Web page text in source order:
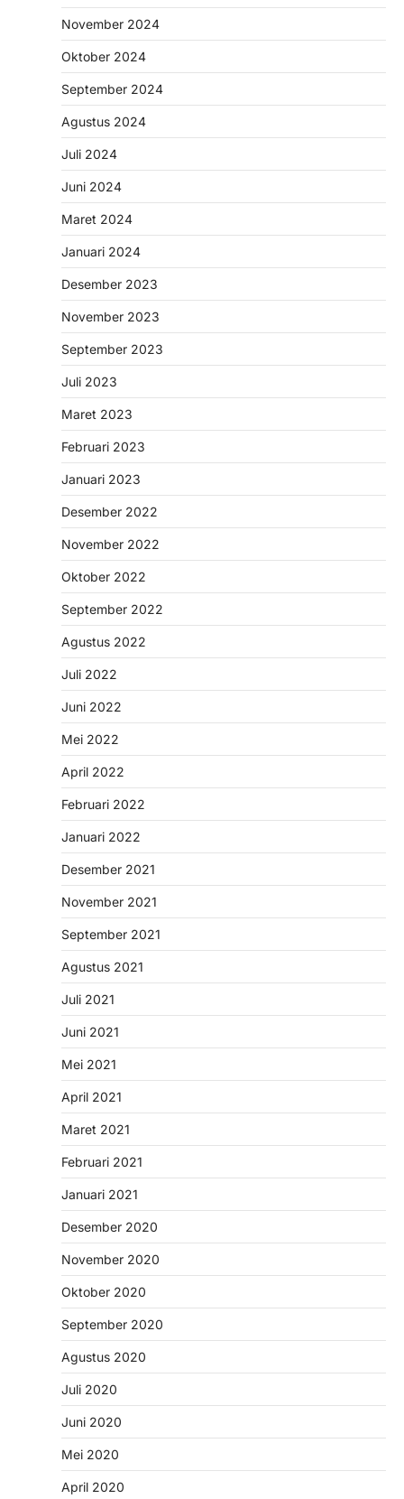
November 2024
Oktober 2024
September 2024
Agustus 2024
Juli 2024
Juni 2024
Maret 2024
Januari 2024
Desember 2023
November 2023
September 2023
Juli 2023
Maret 2023
Februari 2023
Januari 2023
Desember 2022
November 2022
Oktober 2022
September 2022
Agustus 2022
Juli 2022
Juni 2022
Mei 2022
April 2022
Februari 2022
Januari 2022
Desember 2021
November 2021
September 2021
Agustus 2021
Juli 2021
Juni 2021
Mei 2021
April 2021
Maret 2021
Februari 2021
Januari 2021
Desember 2020
November 2020
Oktober 2020
September 2020
Agustus 2020
Juli 2020
Juni 2020
Mei 2020
April 2020